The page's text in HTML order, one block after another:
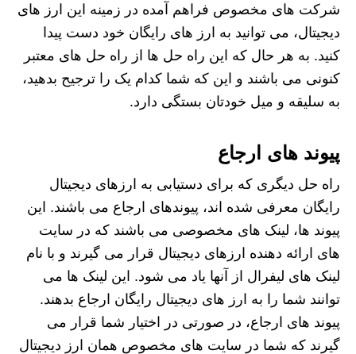
شرکت های مخصوص فراهم آمده در زمینه این ارز های
دیجیتال، می توانید به ارز های رایگان خود دست پیدا
کنید. به هر حال که این راه‌ حل‌ ها از راه حل های معتبر
کنونی می باشند و این که شما کدام یک را ترجیح بدهید،
به سلیقه و میل خودتان بستگی دارد.
پیوند های ارجاع
راه حل دیگری که برای دستیابی به ارزهای دیجیتال
رایگان معرفی شده اند، پیوندهای ارجاع می باشند. این
پیوند ها، لینک های مخصوصی می باشند که در سایت‌
های ارائه دهنده ارزهای دیجیتال قرار می گیرند و با نام
لینک های لیفرال از آنها یاد می شود. این لینک ها می
توانند شما را به ارز های دیجیتال رایگان ارجاع بدهند.
پیوند های ارجاع، در صورتی در اختیار شما قرار می
گیرند که شما در سایت های مخصوص همان ارز دیجیتال